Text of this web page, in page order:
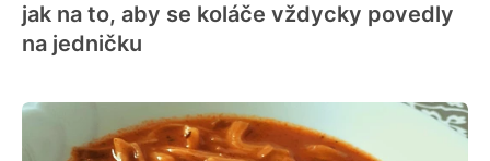
jak na to, aby se koláče vždycky povedly
na jedničku